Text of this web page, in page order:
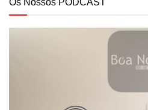
Os Nossos PODCAST